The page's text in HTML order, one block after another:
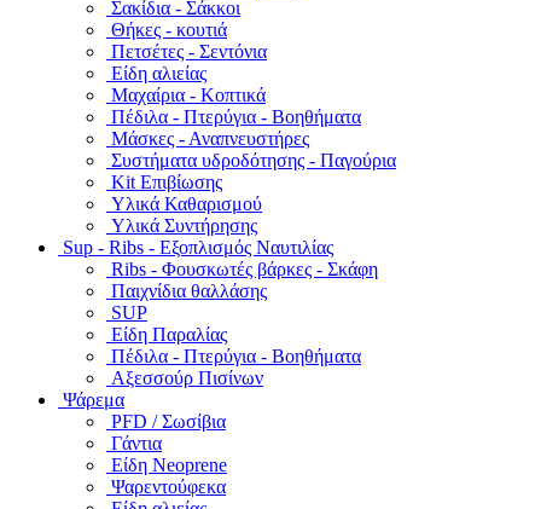
Σακίδια - Σάκκοι
Θήκες - κουτιά
Πετσέτες - Σεντόνια
Είδη αλιείας
Μαχαίρια - Κοπτικά
Πέδιλα - Πτερύγια - Βοηθήματα
Μάσκες - Αναπνευστήρες
Συστήματα υδροδότησης - Παγούρια
Kit Επιβίωσης
Υλικά Καθαρισμού
Υλικά Συντήρησης
Sup - Ribs - Εξοπλισμός Ναυτιλίας
Ribs - Φουσκωτές βάρκες - Σκάφη
Παιχνίδια θαλλάσης
SUP
Είδη Παραλίας
Πέδιλα - Πτερύγια - Βοηθήματα
Αξεσσούρ Πισίνων
Ψάρεμα
PFD / Σωσίβια
Γάντια
Είδη Neoprene
Ψαρεντούφεκα